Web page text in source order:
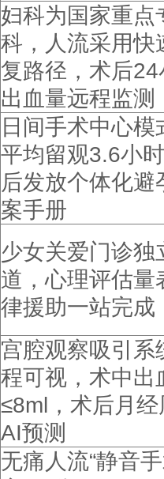
妇科为国家重点
科，人流采用快
复路径，术后24
出血量远程监测
日间手术中心模
平均留观3.6小
后发放个体化避
案手册
少女关爱门诊独
道，心理评估量
律援助一站完成
宫腔观察吸引系
程可视，术中出
≤8ml，术后月经
AI预测
无痛人流“静音